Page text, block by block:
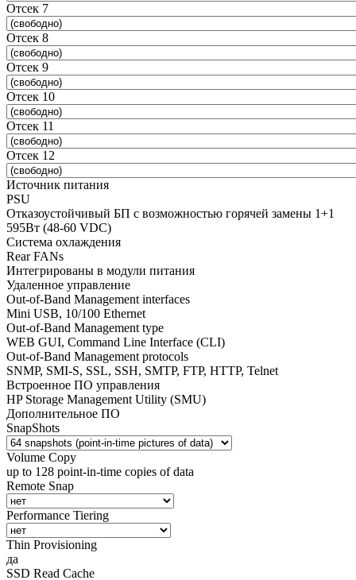
Отсек 7
Отсек 8
Отсек 9
Отсек 10
Отсек 11
Отсек 12
Источник питания
PSU
Отказоустойчивый БП с возможностью горячей замены 1+1
595Вт (48-60 VDC)
Система охлаждения
Rear FANs
Интегрированы в модули питания
Удаленное управление
Out-of-Band Management interfaces
Mini USB, 10/100 Ethernet
Out-of-Band Management type
WEB GUI, Command Line Interface (CLI)
Out-of-Band Management protocols
SNMP, SMI-S, SSL, SSH, SMTP, FTP, HTTP, Telnet
Встроенное ПО управления
HP Storage Management Utility (SMU)
Дополнительное ПО
SnapShots
Volume Copy
up to 128 point-in-time copies of data
Remote Snap
Performance Tiering
Thin Provisioning
да
SSD Read Cache